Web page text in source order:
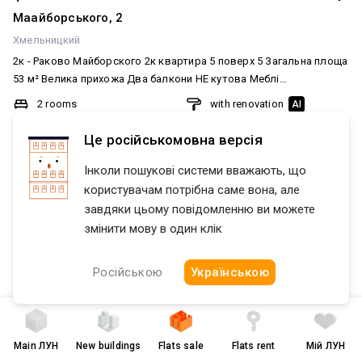
$ 29 500
Старокостянтинівське шосе
Хмельницкий
Гарне місце розташування Телефонуйте
1 room
46 / 22 12m²
MainЛУН New buildings Flats sale Flats rent Мій ЛУН
Це російськомовна версія
Інколи пошукові системи вважають, що
користувачам потрібна саме вона, але
завдяки цьому повідомленню ви можете
змінити мову в один клік
Російською Українською